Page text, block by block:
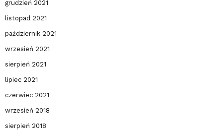
grudzień 2021
listopad 2021
październik 2021
wrzesień 2021
sierpień 2021
lipiec 2021
czerwiec 2021
wrzesień 2018
sierpień 2018